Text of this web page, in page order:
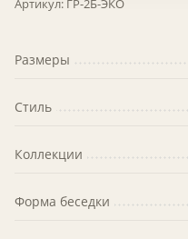
Артикул: ГР-2Б-ЭКО
Размеры
Стиль
Коллекции
Форма беседки